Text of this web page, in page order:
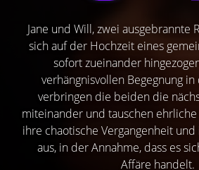
Jane und Will, zwei ausgebrannte
sich auf der Hochzeit eines
sofort zueinander
verhängnisvollen Begegnung
verbringen die beiden die
miteinander und tauschen
ihre chaotische Vergangenheit
aus, in der Annahme, dass es
Affäre handelt.